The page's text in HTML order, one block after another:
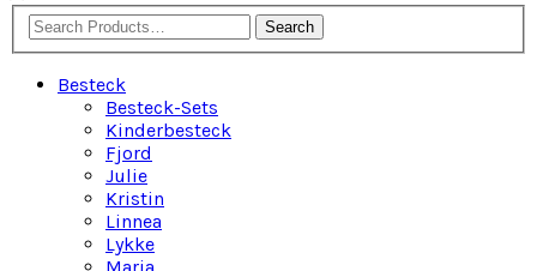
Search
Besteck
Besteck-Sets
Kinderbesteck
Fjord
Julie
Kristin
Linnea
Lykke
Maria